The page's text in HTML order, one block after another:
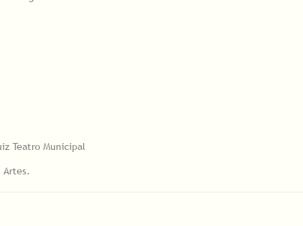
Teatro Municipal
Artes.